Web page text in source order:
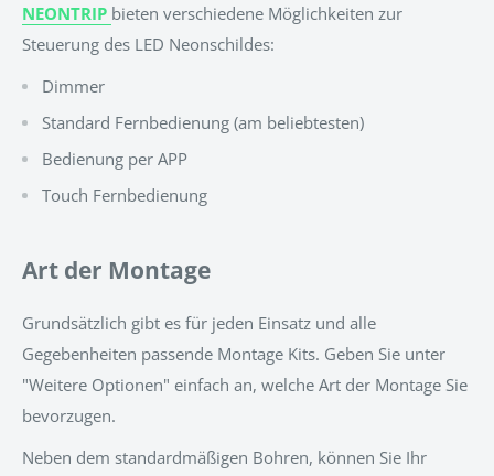
NEONTRIP bieten verschiedene Möglichkeiten zur
Steuerung des LED Neonschildes:
Dimmer
Standard Fernbedienung (am beliebtesten)
Bedienung per APP
Touch Fernbedienung
Art der Montage
Grundsätzlich gibt es für jeden Einsatz und alle
Gegebenheiten passende Montage Kits. Geben Sie unter
"Weitere Optionen" einfach an, welche Art der Montage Sie
bevorzugen.
Neben dem standardmäßigen Bohren, können Sie Ihr